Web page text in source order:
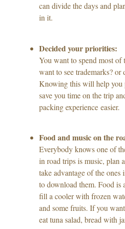
can divide the days and
in it.
Decided your priorities:
You want to spend most
want to see trademarks? or
Knowing this will help you
save you time on the trip
packing experience easier.
Food and music on the
Everybody knows one of
in road trips is music, plan
take advantage of the
to download them. Food is
fill a cooler with frozen
and some fruits. If you
eat tuna salad, bread with